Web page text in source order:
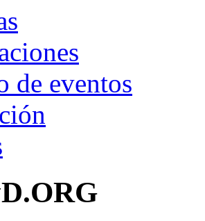
de eventos